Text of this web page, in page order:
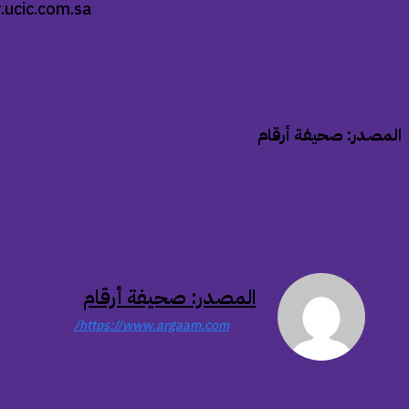
المصدر: صحيفة أرقام
المصدر: صحيفة أرقام
https://www.argaam.com/